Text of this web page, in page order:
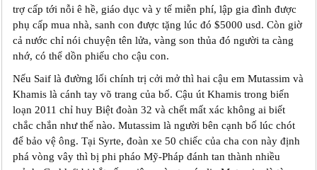
trợ cấp tới nỗi ê hề, giáo dục và y tế miễn phí, lập gia đình được
phụ cấp mua nhà, sanh con được tặng lúc đó $5000 usd. Còn giờ
cả nước chỉ nói chuyện tên lửa, vàng son thủa đó người ta càng
nhớ, có thể dồn phiếu cho cậu con.
Nếu Saif là đường lối chính trị cởi mở thì hai cậu em Mutassim và
Khamis là cánh tay võ trang của bố. Cậu út Khamis trong biến
loạn 2011 chỉ huy Biệt đoàn 32 và chết mất xác không ai biết
chắc chắn như thế nào. Mutassim là người bên cạnh bố lúc chót
để bảo vệ ông. Tại Syrte, đoàn xe 50 chiếc của cha con này định
phá vòng vây thì bị phi pháo Mỹ-Pháp đánh tan thành nhiều